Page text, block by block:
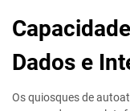
Dados e
Os quiosques de